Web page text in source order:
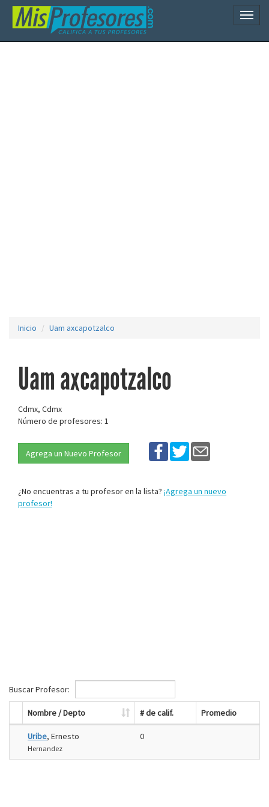
Inicio Uam axcapotzalco
Uam axcapotzalco
Cdmx, Cdmx
Número de profesores: 1
Agrega un Nuevo Profesor
¿No encuentras a tu profesor en la lista? ¡Agrega un nuevo
profesor!
Buscar Profesor:
Nombre / Depto # de calif. Promedio
Uribe, Ernesto
Hernandez
0